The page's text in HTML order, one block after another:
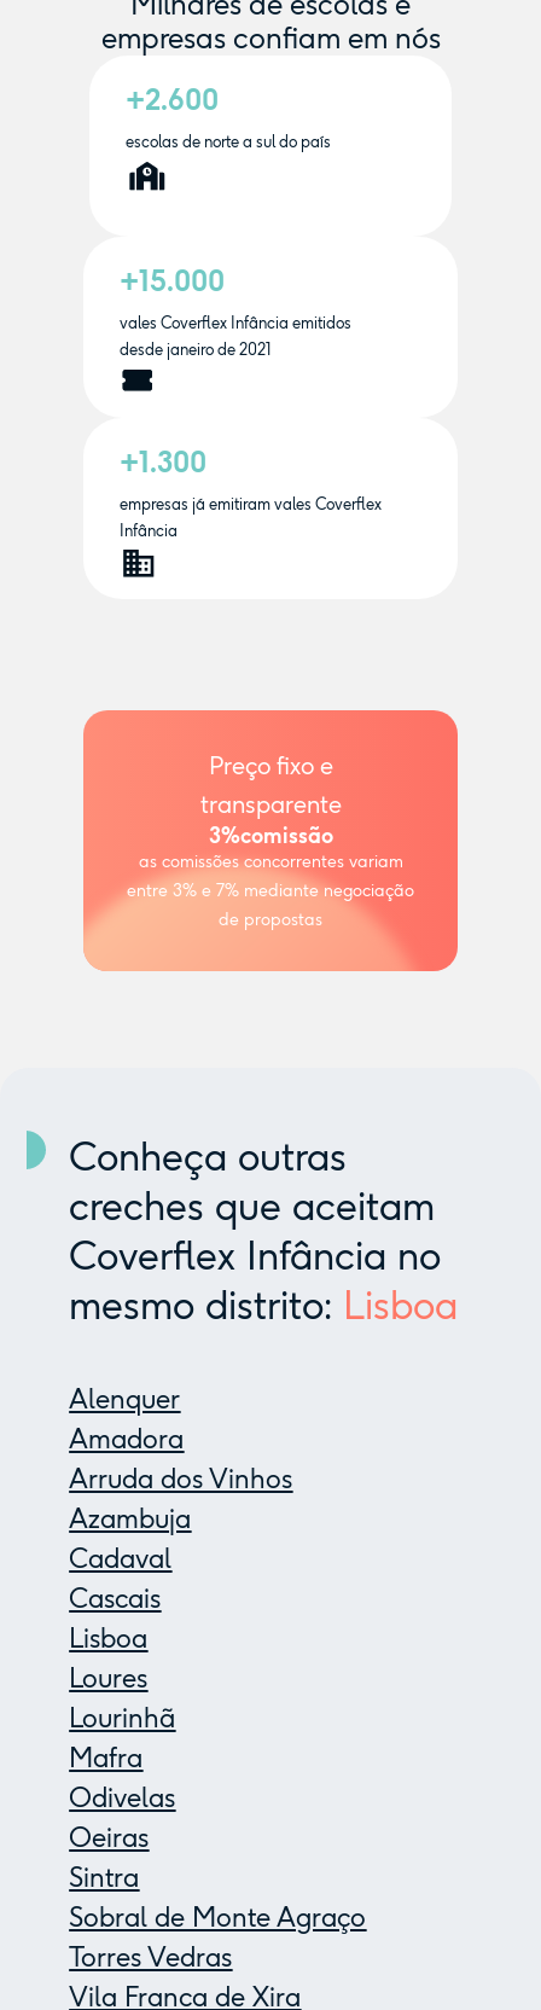
empresas confiam em nós
+2.600
escolas de norte a sul do país
+15.000
vales Coverflex Infância emitidos
desde janeiro de 2021
+1.300
empresas já emitiram vales Coverflex
Infância
Preço fixo e
transparente
3%comissão
as comissões concorrentes variam
entre 3% e 7% mediante negociação
de propostas
Conheça outras
creches que aceitam
Coverflex Infância no
mesmo distrito: Lisboa
Alenquer
Amadora
Arruda dos Vinhos
Azambuja
Cadaval
Cascais
Lisboa
Loures
Lourinhã
Mafra
Odivelas
Oeiras
Sintra
Sobral de Monte Agraço
Torres Vedras
Vila Franca de Xira